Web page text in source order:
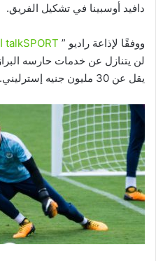
دافيد أوسبينا في تشكيل الفريق.
ووفقًا لإذاعة راديو ” talkSPORT الإنجليزية
لن يتنازل عن خدمات حارسه
يقل عن 30 مليون جنيه إسترليني.